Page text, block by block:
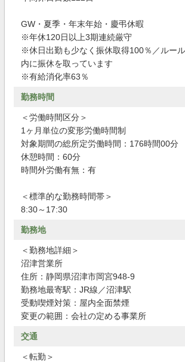
GW・夏季・年末年始・慶弔休暇
※年休120日以上3期連続厳守
※休日出勤も少なく振休取得100％／ルー
内に振休を取っています
※有給消化率63％
勤務時間
＜労働時間区分＞
1ヶ月単位の変形労働時間制
対象期間の総所定労働時間：176時間00分
休憩時間：60分
時間外労働有無：有
＜標準的な勤務時間帯＞
8:30～17:30
勤務地
＜勤務地詳細＞
沼津営業所
住所：静岡県沼津市岡宮948-9
勤務地最寄駅：JR線／沼津駅
受動喫煙対策：屋内全面禁煙
変更の範囲：会社の定める事業所
交通
＜転勤＞